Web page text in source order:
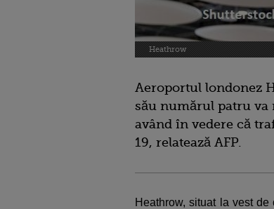
Heathrow
Aeroportul londonez
său numărul patru va
având în vedere că
19, relatează AFP.
Heathrow, situat la vest